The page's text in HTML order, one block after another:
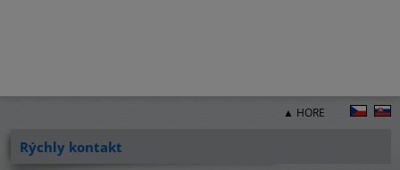
▲ HORE
Rýchly kontakt